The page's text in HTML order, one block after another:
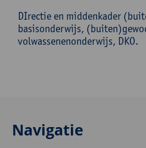
DIrectie en middenkader
basisonderwijs,
volwassenenonderwijs, DKO.
Navigatie